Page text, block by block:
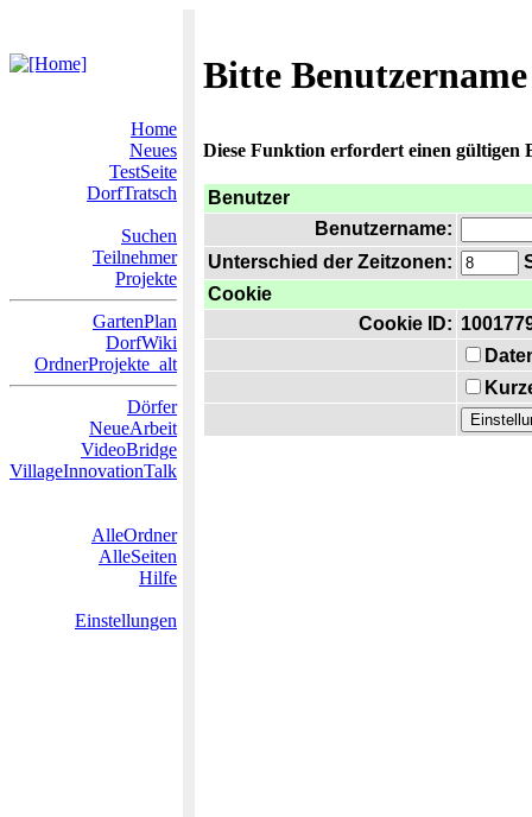
Bitte
Home
Neues
TestSeite
DorfTratsch
Suchen
Teilnehmer
Projekte
GartenPlan
DorfWiki
OrdnerProjekte_alt
Dörfer
NeueArbeit
VideoBridge
VillageInnovationTalk
AlleOrdner
AlleSeiten
Hilfe
Einstellungen
Diese Funktion erfordert einen gültigen
Benutzer
Benutzername:
Unterschied der Zeitzonen:
Cookie
Cookie ID: